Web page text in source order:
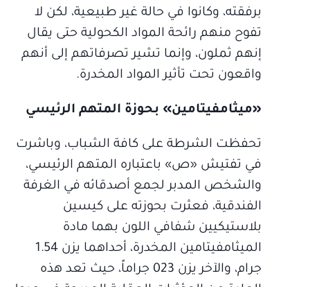
برفقته، وكانوا في حالة غير طبيعية، لكن لا
تفوح منهم رائحة المواد الكحولية حتى يقال
إنهم ثملون، وإنما تشير تصرفاتهم إلى أنهم
واقعون تحت تأثير المواد المخدرة.
«ميثامفيتامين» بحوزة المتهم الرئيسي
تحفظت الشرطة على كافة الشباب، وباشرت
في تفتيش «ص» باعتباره المتهم الرئيسي،
والشخص المدبر لجمع أصدقائه في الغرفة
الفندقية، فعثرت بحوزته على كيسين
بلاستيكيين شفافي اللون بهما مادة
الميثامفيتامين المخدرة، أحداهما يزن 1.54
جرام، والآخر يزن 023 جراماً، حيث تعد هذه